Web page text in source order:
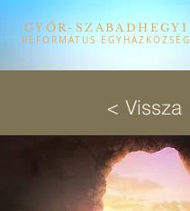
GYŐR-SZABADHEGYI
REFORMÁTUS EGYHÁZKÖZSÉG
< Vissza